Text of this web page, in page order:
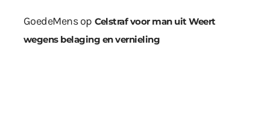
GoedeMensop Celstraf voor man uit Weert
wegens belaging en vernieling